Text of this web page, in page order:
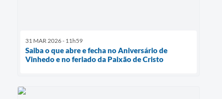
31 MAR 2026 - 11h59
Saiba o que abre e fecha no Aniversário de
Vinhedo e no feriado da Paixão de Cristo